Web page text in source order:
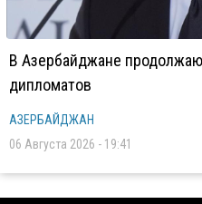
В Азербайджане
дипломатов
АЗЕРБАЙДЖАН
06 Августа 2026 - 19:41